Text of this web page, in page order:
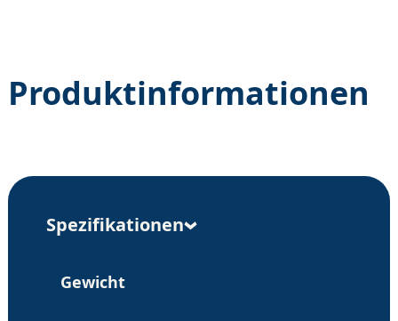
Produktinformationen
Spezifikationen
Gewicht